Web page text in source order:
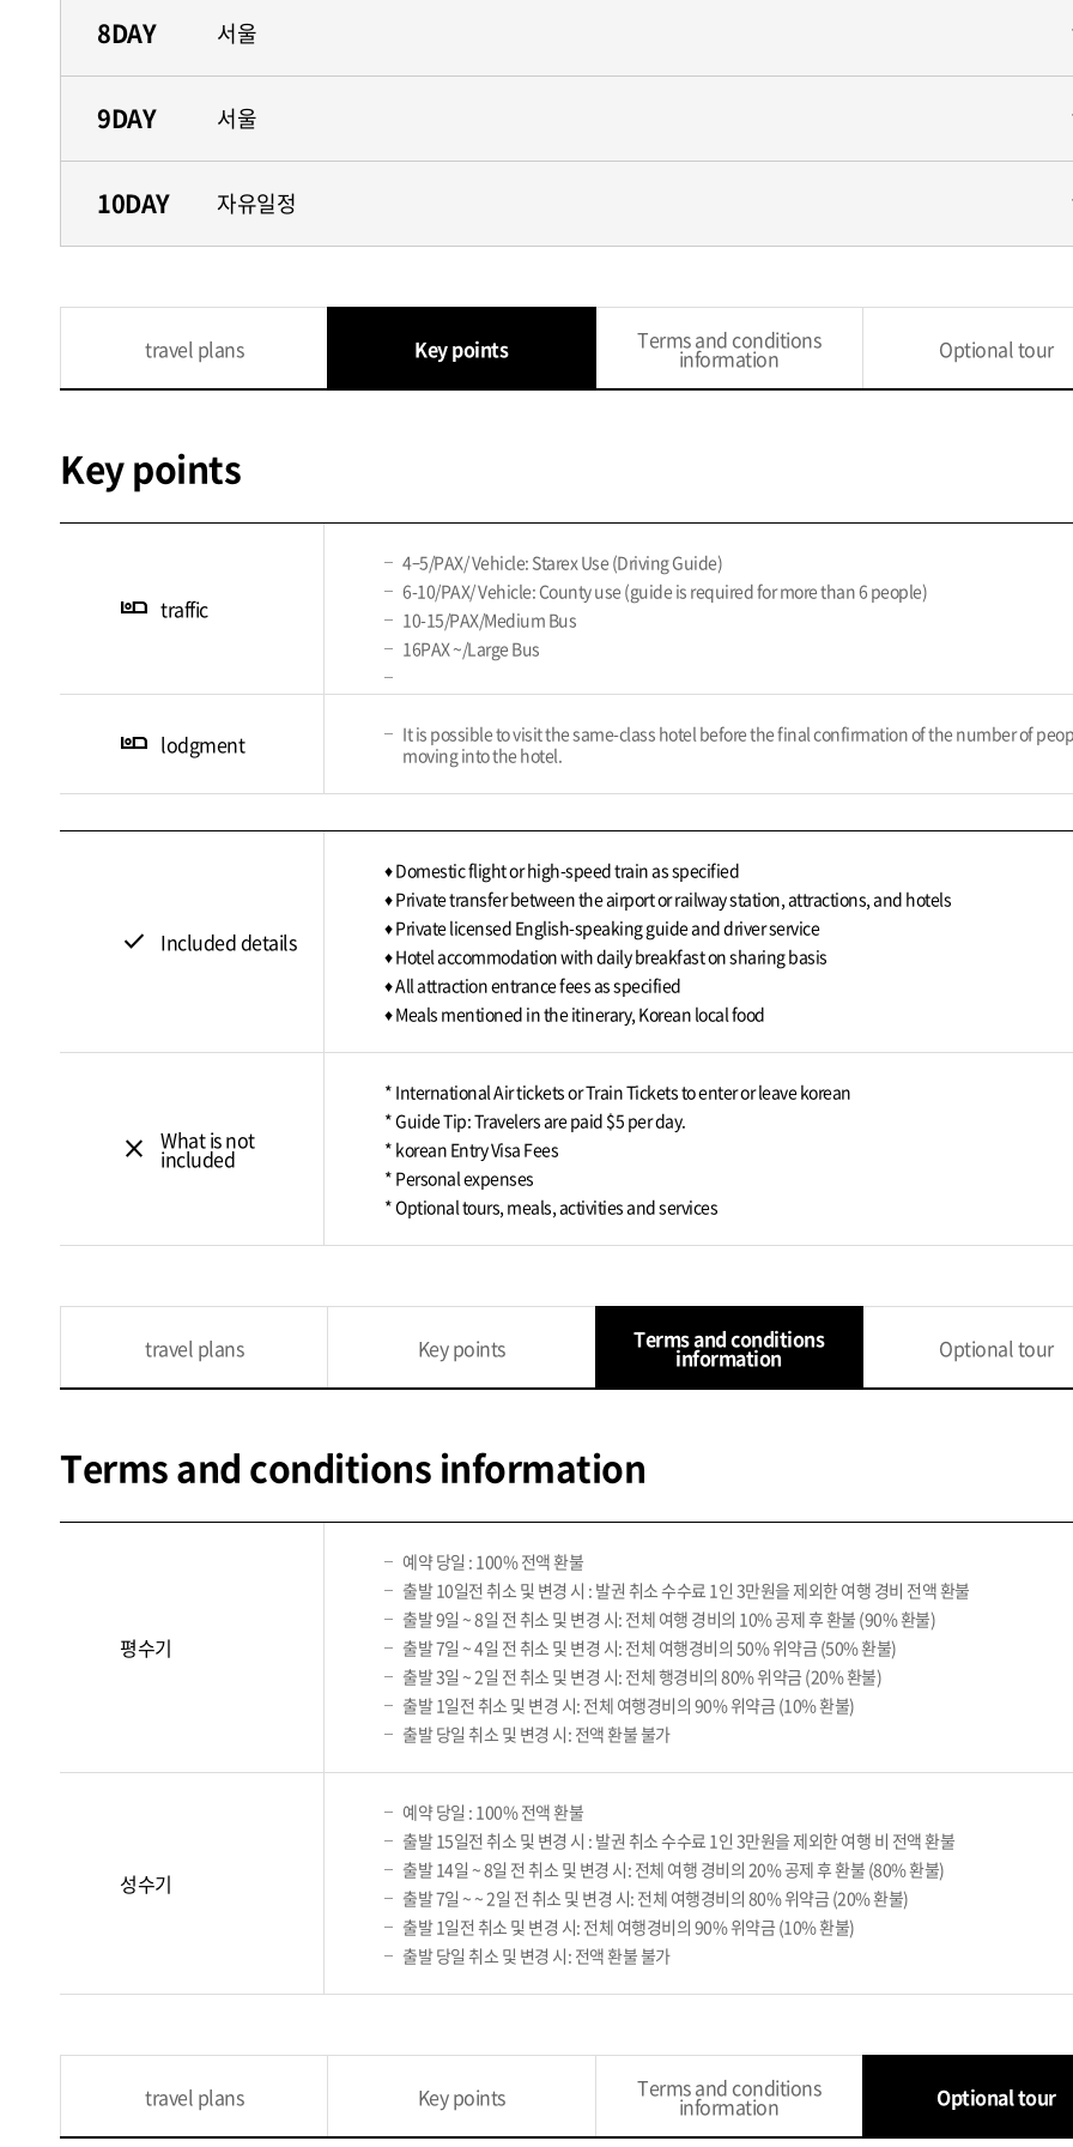
8DAY 서울
9DAY 서울
10DAY 자유일정
travel plans Key points Terms and conditions
information Optional tour
Key points
airline_seat_individual_suite traffic
4–5/PAX/ Vehicle: Starex Use (Driving Guide)
6-10/PAX/ Vehicle: County use (guide is required for more than 6 people)
10-15/PAX/Medium Bus
16PAX ~/Large Bus
airline_seat_individual_suite lodgment
It is possible to visit the same-class hotel before the final confirmation of the number of
moving into the hotel.
check Included details
♦ Domestic flight or high-speed train as specified
♦ Private transfer between the airport or railway station, attractions, and hotels
♦ Private licensed English-speaking guide and driver service
♦ Hotel accommodation with daily breakfast on sharing basis
♦ All attraction entrance fees as specified
♦ Meals mentioned in the itinerary, Korean local food
close What is not
included
* International Air tickets or Train Tickets to enter or leave korean
* Guide Tip: Travelers are paid $5 per day.
* korean Entry Visa Fees
* Personal expenses
* Optional tours, meals, activities and services
travel plans Key points Terms and conditions
information Optional tour
Terms and conditions information
평수기
예약 당일 : 100% 전액 환불
출발 10일전 취소 및 변경 시 : 발권 취소 수수료 1인 3만원을 제외한 여행 경비 전액 환불
출발 9일 ~ 8일 전 취소 및 변경 시: 전체 여행 경비의 10% 공제 후 환불 (90% 환불)
출발 7일 ~ 4일 전 취소 및 변경 시: 전체 여행경비의 50% 위약금 (50% 환불)
출발 3일 ~ 2일 전 취소 및 변경 시: 전체 행경비의 80% 위약금 (20% 환불)
출발 1일전 취소 및 변경 시: 전체 여행경비의 90% 위약금 (10% 환불)
출발 당일 취소 및 변경 시: 전액 환불 불가
성수기
예약 당일 : 100% 전액 환불
출발 15일전 취소 및 변경 시 : 발권 취소 수수료 1인 3만원을 제외한 여행 비 전액 환불
출발 14일 ~ 8일 전 취소 및 변경 시: 전체 여행 경비의 20% 공제 후 환불 (80% 환불)
출발 7일 ~ ~ 2일 전 취소 및 변경 시: 전체 여행경비의 80% 위약금 (20% 환불)
출발 1일전 취소 및 변경 시: 전체 여행경비의 90% 위약금 (10% 환불)
출발 당일 취소 및 변경 시: 전액 환불 불가
travel plans Key points Terms and conditions
information Optional tour